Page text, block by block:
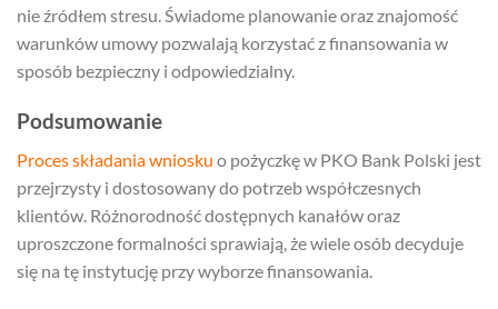
nie źródłem stresu. Świadome planowanie oraz znajomość
warunków umowy pozwalają korzystać z finansowania w
sposób bezpieczny i odpowiedzialny.
Podsumowanie
Proces składania wniosku o pożyczkę w PKO Bank Polski jest
przejrzysty i dostosowany do potrzeb współczesnych
klientów. Różnorodność dostępnych kanałów oraz
uproszczone formalności sprawiają, że wiele osób decyduje
się na tę instytucję przy wyborze finansowania.